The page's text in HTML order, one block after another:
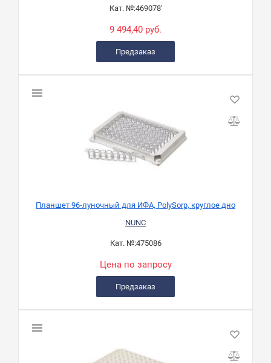
Кат. №:469078'
9 494,40 руб.
Предзаказ
Планшет 96-луночный для ИФА, PolySorp, круглое дно
NUNC
Кат. №:475086
Цена по запросу
Предзаказ